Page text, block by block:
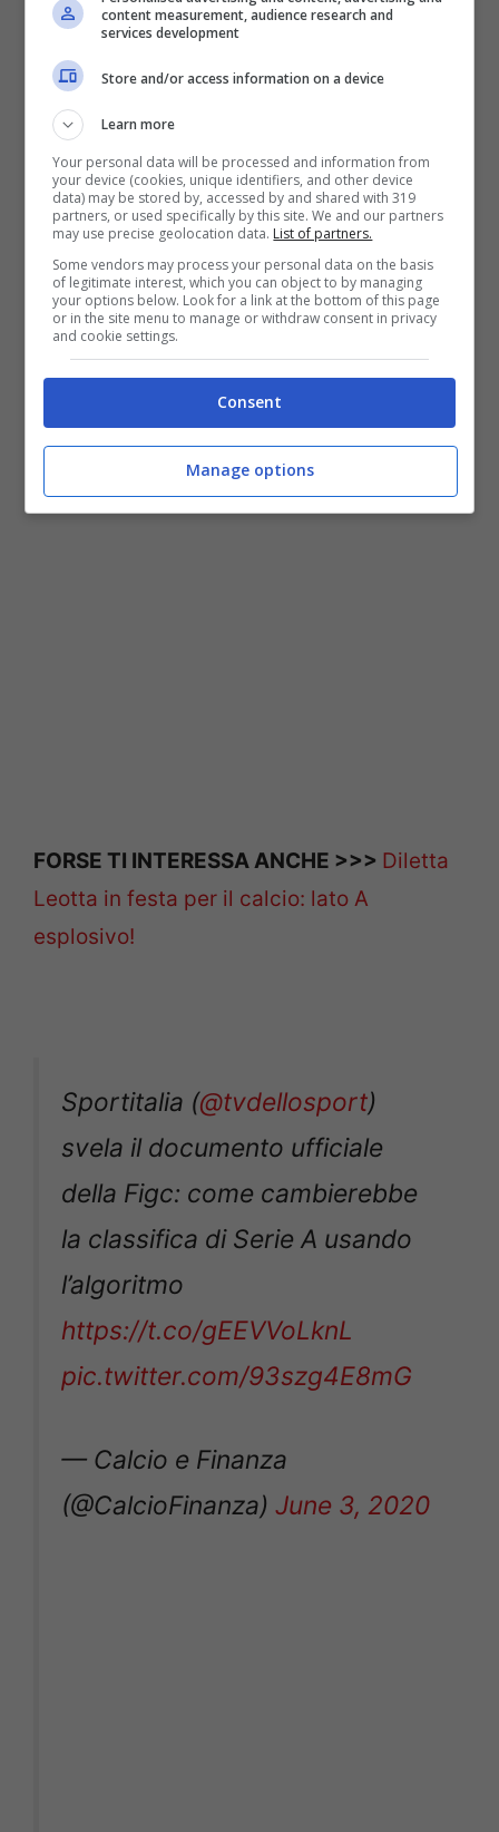
Gravina, che a ‘Il Mattino’ ha spiegato un
po’ i motivi di questa sua posizione,
portata avanti con convinzione:
“L’algoritmo sarà ispirato a un principio di
equità e buon senso, con l’obiettivo di
assegnare i titoli sul campo. Non mi piace
cristallizzare la classifica senza
considerare le gare che restano”. Una
battuta anche sulla possibile riapertura
degli stadi al pubblico: “Spero si possano
riaprire già in estate, anche in maniera
parziale. Sarebbe una straordinaria
iniezione di fiducia e di entusiasmo”.
FORSE TI INTERESSA ANCHE >>> Diletta
Leotta in festa per il calcio: lato A
esplosivo!
Sportitalia (@tvdellosport)
svela il documento ufficiale
della Figc: come cambierebbe
la classifica di Serie A usando
l’algoritmo
https://t.co/gEEVVoLknL
pic.twitter.com/93szg4E8mG
— Calcio e Finanza
(@CalcioFinanza) June 3, 2020
content measurement, audience research and
services development
Store and/or access information on a device
Learn more
Your personal data will be processed and information from
your device (cookies, unique identifiers, and other device
data) may be stored by, accessed by and shared with 319
partners, or used specifically by this site. We and our partners
may use precise geolocation data. List of partners.
Some vendors may process your personal data on the basis
of legitimate interest, which you can object to by managing
your options below. Look for a link at the bottom of this page
or in the site menu to manage or withdraw consent in privacy
and cookie settings.
Consent
Manage options